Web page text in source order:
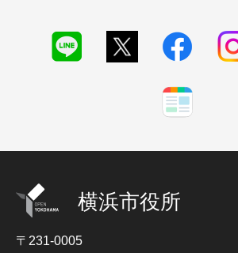
横浜市役所
〒231-0005